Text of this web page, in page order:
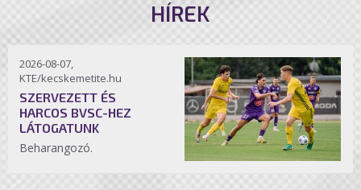
HÍREK
2026-08-07,
KTE/kecskemetite.hu
SZERVEZETT ÉS
HARCOS BVSC-HEZ
LÁTOGATUNK
Beharangozó.